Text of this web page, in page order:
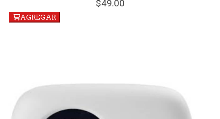
49.00
AGREGAR